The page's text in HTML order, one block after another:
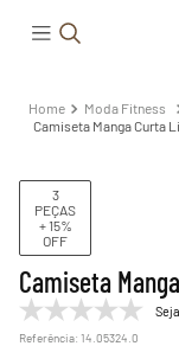
Moda Fitness
Camiseta Manga Curta
3
PEÇAS
+ 15%
OFF
Camiseta
Referência: 14.05324.0